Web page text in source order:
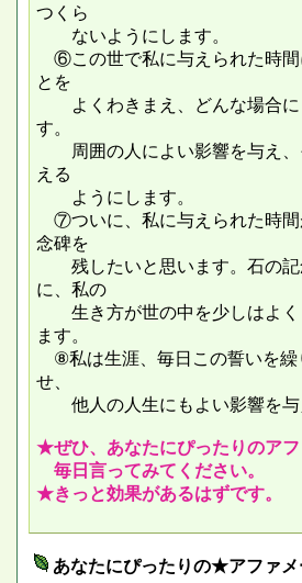
つくら
ないようにします。
⑥この世で私に与えられた時間
とを
よくわきまえ、どんな場合に
す。
周囲の人によい影響を与え、
える
ようにします。
⑦ついに、私に与えられた時間
念碑を
残したいと思います。石の記
に、私の
生き方が世の中を少しはよく
ます。
⑧私は生涯、毎日この誓いを繰
せ、
他人の人生にもよい影響
★ぜひ、あなたにぴったりのア
毎日言ってみてください。
★きっと効果があるはずです。
あなたにぴったりの★アファ